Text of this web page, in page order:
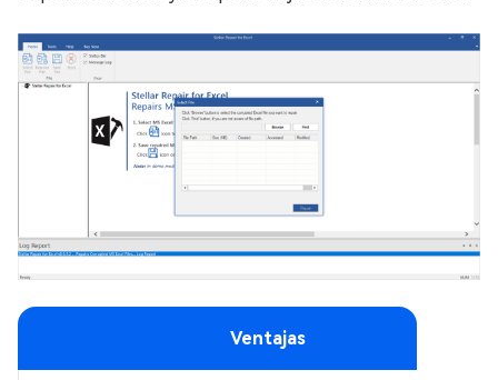
Ventajas